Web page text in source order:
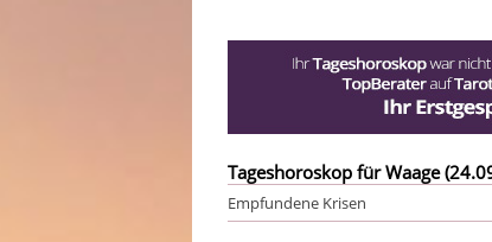
Tageshoroskop für Waage
Empfundene Krisen